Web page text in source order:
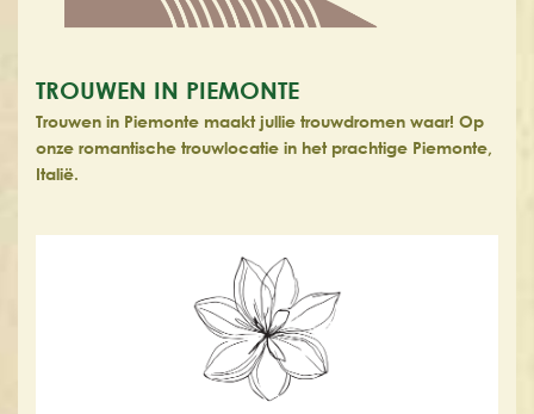
TROUWEN IN PIEMONTE
Trouwen in Piemonte maakt jullie trouwdromen waar! Op
onze romantische trouwlocatie in het prachtige Piemonte,
Italië.